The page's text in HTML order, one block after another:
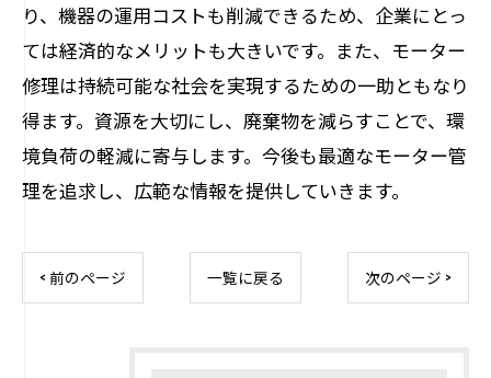
り、機器の運用コストも削減できるため、企業にとっ
ては経済的なメリットも大きいです。また、モーター
修理は持続可能な社会を実現するための一助ともなり
得ます。資源を大切にし、廃棄物を減らすことで、環
境負荷の軽減に寄与します。今後も最適なモーター管
理を追求し、広範な情報を提供していきます。
< 前のページ 一覧に戻る 次のページ >